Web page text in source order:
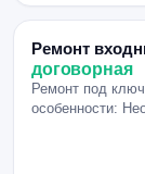
Ремонт
договорная
Ремонт под
особенности: